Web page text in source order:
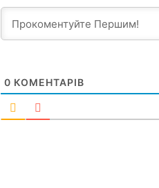
0 КОМЕНТАРІВ